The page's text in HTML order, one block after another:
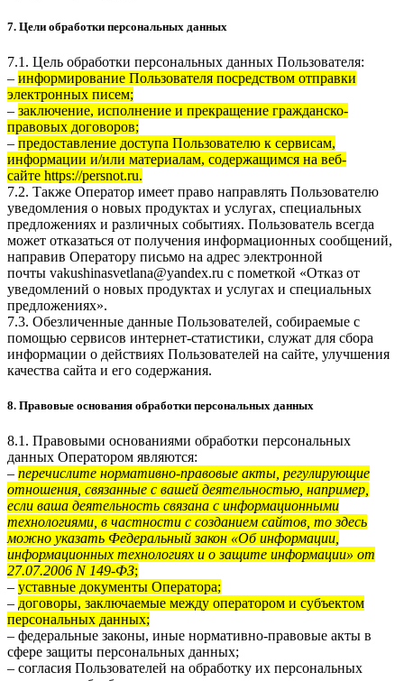
7. Цели обработки персональных данных
7.1. Цель обработки персональных данных Пользователя:
– информирование Пользователя посредством отправки
электронных писем;
– заключение, исполнение и прекращение гражданско-
правовых договоров;
– предоставление доступа Пользователю к сервисам,
информации и/или материалам, содержащимся на веб-
сайте https://persnot.ru.
7.2. Также Оператор имеет право направлять Пользователю
уведомления о новых продуктах и услугах, специальных
предложениях и различных событиях. Пользователь всегда
может отказаться от получения информационных сообщений,
направив Оператору письмо на адрес электронной
почты vakushinasvetlana@yandex.ru с пометкой «Отказ от
уведомлений о новых продуктах и услугах и специальных
предложениях».
7.3. Обезличенные данные Пользователей, собираемые с
помощью сервисов интернет-статистики, служат для сбора
информации о действиях Пользователей на сайте, улучшения
качества сайта и его содержания.
8. Правовые основания обработки персональных данных
8.1. Правовыми основаниями обработки персональных
данных Оператором являются:
– перечислите нормативно-правовые акты, регулирующие
отношения, связанные с вашей деятельностью, например,
если ваша деятельность связана с информационными
технологиями, в частности с созданием сайтов, то здесь
можно указать Федеральный закон «Об информации,
информационных технологиях и о защите информации» от
27.07.2006 N 149-ФЗ;
– уставные документы Оператора;
– договоры, заключаемые между оператором и субъектом
персональных данных;
– федеральные законы, иные нормативно-правовые акты в
сфере защиты персональных данных;
– согласия Пользователей на обработку их персональных